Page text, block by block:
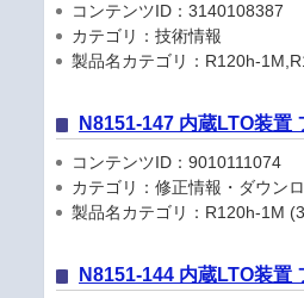
コンテンツID：3140108387
カテゴリ：技術情報
製品名カテゴリ：R120h-
N8151-147 内蔵LTO装
コンテンツID：9010111074
カテゴリ：修正情報・ダウン
製品名カテゴリ：R120h-1M
N8151-144 内蔵LTO装